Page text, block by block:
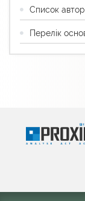
Список
Перелік